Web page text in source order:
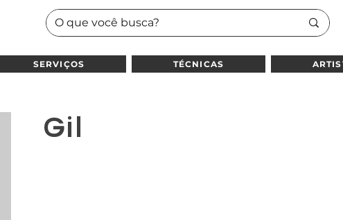
SERVIÇOS TÉCNICAS
Gil